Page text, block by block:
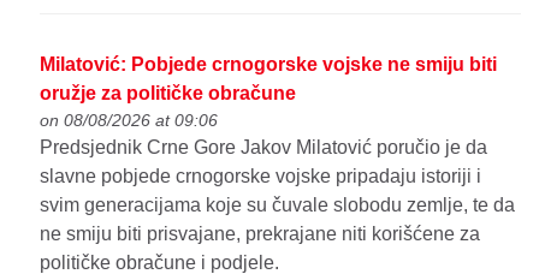
Milatović: Pobjede crnogorske vojske ne smiju biti
oružje za političke obračune
on 08/08/2026 at 09:06
Predsjednik Crne Gore Jakov Milatović poručio je da
slavne pobjede crnogorske vojske pripadaju istoriji i
svim generacijama koje su čuvale slobodu zemlje, te da
ne smiju biti prisvajane, prekrajane niti korišćene za
političke obračune i podjele.